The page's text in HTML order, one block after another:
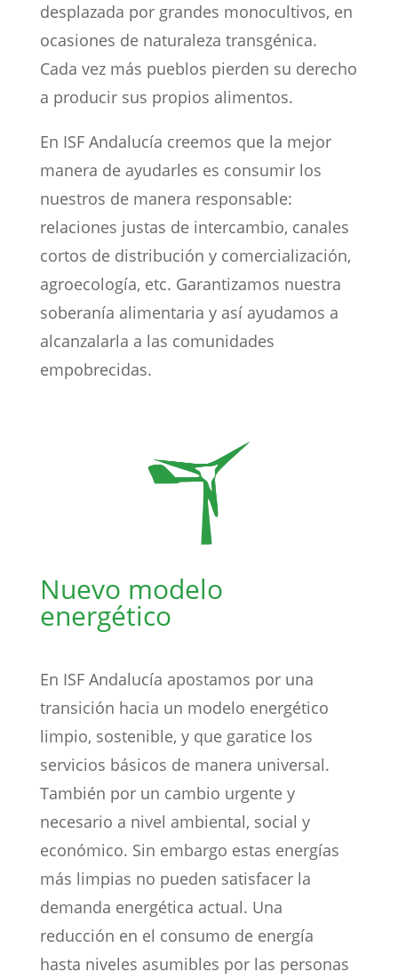
desplazada por grandes monocultivos, en
ocasiones de naturaleza transgénica.
Cada vez más pueblos pierden su derecho
a producir sus propios alimentos.
En ISF Andalucía creemos que la mejor
manera de ayudarles es consumir los
nuestros de manera responsable:
relaciones justas de intercambio, canales
cortos de distribución y comercialización,
agroecología, etc. Garantizamos nuestra
soberanía alimentaria y así ayudamos a
alcanzalarla a las comunidades
empobrecidas.
Nuevo modelo
energético
En ISF Andalucía apostamos por una
transición hacia un modelo energético
limpio, sostenible, y que garatice los
servicios básicos de manera universal.
También por un cambio urgente y
necesario a nivel ambiental, social y
económico. Sin embargo estas energías
más limpias no pueden satisfacer la
demanda energética actual. Una
reducción en el consumo de energía
hasta niveles asumibles por las personas